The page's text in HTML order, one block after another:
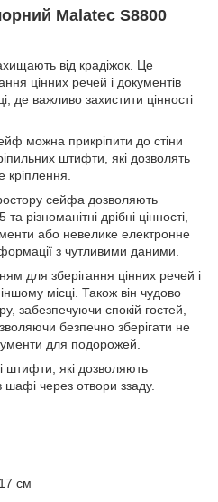
Malatec S8800
від крадіжок. Це
цінних речей і документів
де важливо захистити цінності
можна прикріпити до стіни
штифти, які дозволять
кріплення.
сейфа дозволяють
різноманітні дрібні цінності,
або невелике електронне
з чутливими даними.
для зберігання цінних речей і
місці. Також він чудово
забезпечуючи спокій гостей,
безпечно зберігати не
для подорожей.
штифти, які дозволяють
шафі через отвори ззаду.
см